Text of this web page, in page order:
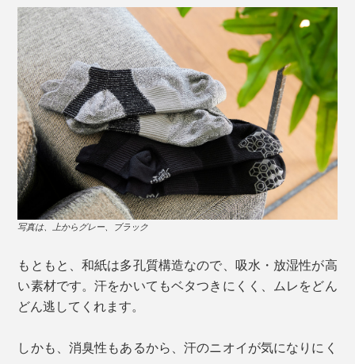
写真は、上からグレー、ブラック
もともと、和紙は多孔質構造なので、吸水・放湿性が高
い素材です。汗をかいてもベタつきにくく、ムレをどん
どん逃してくれます。
しかも、消臭性もあるから、汗のニオイが気になりにく